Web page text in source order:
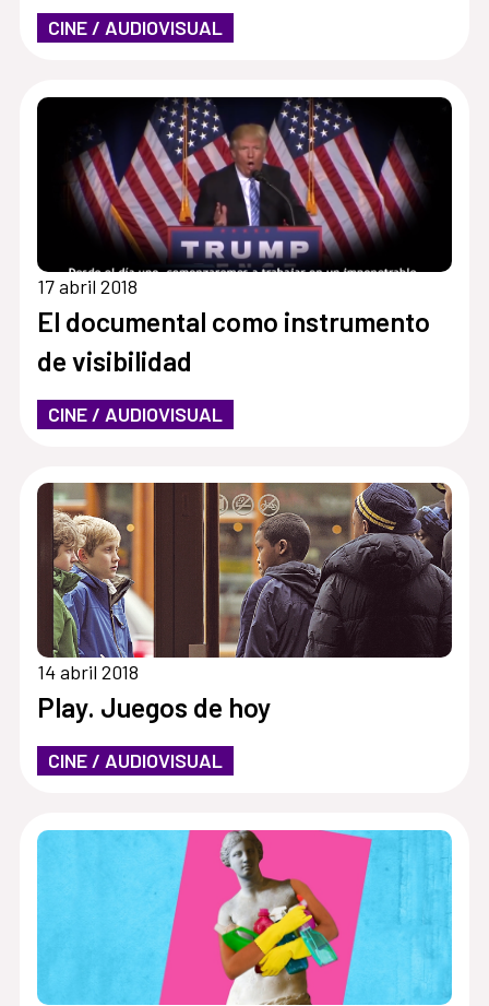
CINE / AUDIOVISUAL
17 abril 2018
El documental como instrumento
de visibilidad
CINE / AUDIOVISUAL
14 abril 2018
Play. Juegos de hoy
CINE / AUDIOVISUAL